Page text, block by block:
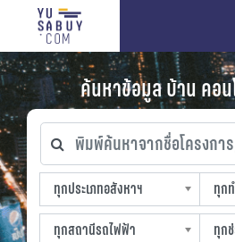
ค้นหาข้อมูล บ้าน คอน
พิมพ์ค้นหาจากชื่อโครงการ, ทำ
ทุกประเภทอสังหาฯ
ทุกประเภทอสังหาฯ
sproperty
ทุกทำเลที่ตั้ง
ทุก
ทุกสถานีรถไฟฟ้า
ทุกสถานีรถไฟฟ้า
ทุกช่วงราคา
ทุก